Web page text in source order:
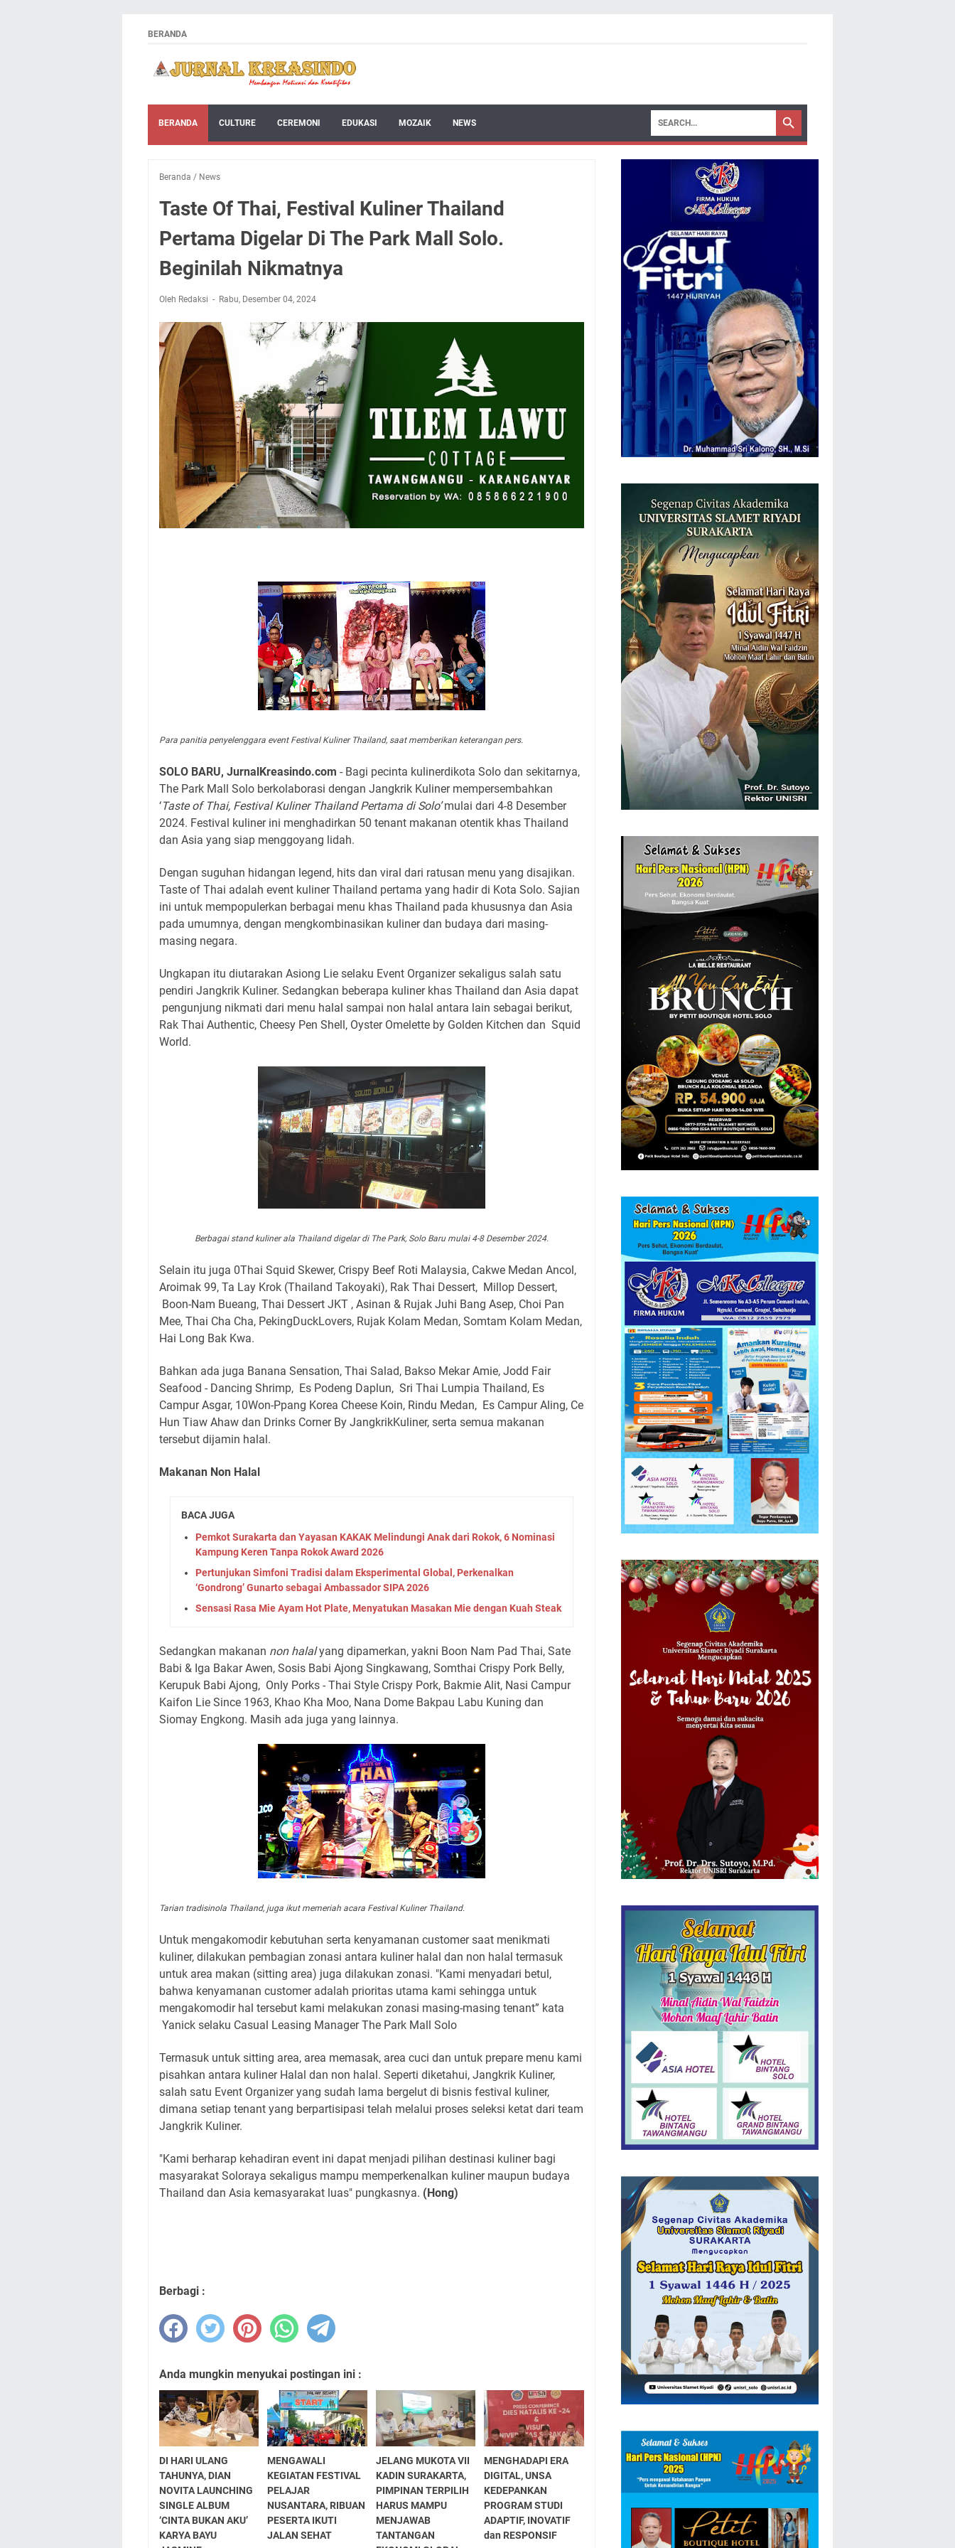
BERANDA
BERANDA CULTURE CEREMONI EDUKASI MOZAIK NEWS
Beranda / News
Taste Of Thai, Festival Kuliner Thailand
Pertama Digelar Di The Park Mall Solo.
Beginilah Nikmatnya
Oleh Redaksi Rabu, Desember 04, 2024
Para panitia penyelenggara event Festival Kuliner Thailand, saat memberikan keterangan pers.
SOLO BARU, JurnalKreasindo.com - Bagi pecinta kulinerdikota Solo dan sekitarnya,
The Park Mall Solo berkolaborasi dengan Jangkrik Kuliner mempersembahkan
‘Taste of Thai, Festival Kuliner Thailand Pertama di Solo’mulai dari 4-8 Desember
2024. Festival kuliner ini menghadirkan 50 tenant makanan otentik khas Thailand
dan Asia yang siap menggoyang lidah.
Dengan suguhan hidangan legend, hits dan viral dari ratusan menu yang disajikan.
Taste of Thai adalah event kuliner Thailand pertama yang hadir di Kota Solo. Sajian
ini untuk mempopulerkan berbagai menu khas Thailand pada khususnya dan Asia
pada umumnya, dengan mengkombinasikan kuliner dan budaya dari masing-
masing negara.
Ungkapan itu diutarakan Asiong Lie selaku Event Organizer sekaligus salah satu
pendiri Jangkrik Kuliner. Sedangkan beberapa kuliner khas Thailand dan Asia dapat
pengunjung nikmati dari menu halal sampai non halal antara lain sebagai berikut,
Rak Thai Authentic, Cheesy Pen Shell, Oyster Omelette by Golden Kitchen dan Squid
World.
Berbagai stand kuliner ala Thailand digelar di The Park, Solo Baru mulai 4-8 Desember 2024.
Selain itu juga 0Thai Squid Skewer, Crispy Beef Roti Malaysia, Cakwe Medan Ancol,
Aroimak 99, Ta Lay Krok (Thailand Takoyaki), Rak Thai Dessert, Millop Dessert,
Boon-Nam Bueang, Thai Dessert JKT , Asinan & Rujak Juhi Bang Asep, Choi Pan
Mee, Thai Cha Cha, PekingDuckLovers, Rujak Kolam Medan, Somtam Kolam Medan,
Hai Long Bak Kwa.
Bahkan ada juga Banana Sensation, Thai Salad, Bakso Mekar Amie, Jodd Fair
Seafood - Dancing Shrimp, Es Podeng Daplun, Sri Thai Lumpia Thailand, Es
Campur Asgar, 10Won-Ppang Korea Cheese Koin, Rindu Medan, Es Campur Aling, Ce
Hun Tiaw Ahaw dan Drinks Corner By JangkrikKuliner, serta semua makanan
tersebut dijamin halal.
Makanan Non Halal
BACA JUGA
Pemkot Surakarta dan Yayasan KAKAK Melindungi Anak dari Rokok, 6 Nominasi
Kampung Keren Tanpa Rokok Award 2026
Pertunjukan Simfoni Tradisi dalam Eksperimental Global, Perkenalkan
‘Gondrong’ Gunarto sebagai Ambassador SIPA 2026
Sensasi Rasa Mie Ayam Hot Plate, Menyatukan Masakan Mie dengan Kuah Steak
Sedangkan makanan non halalyang dipamerkan, yakni Boon Nam Pad Thai, Sate
Babi & Iga Bakar Awen, Sosis Babi Ajong Singkawang, Somthai Crispy Pork Belly,
Kerupuk Babi Ajong, Only Porks - Thai Style Crispy Pork, Bakmie Alit, Nasi Campur
Kaifon Lie Since 1963, Khao Kha Moo, Nana Dome Bakpau Labu Kuning dan
Siomay Engkong. Masih ada juga yang lainnya.
Tarian tradisinola Thailand, juga ikut memeriah acara Festival Kuliner Thailand.
Untuk mengakomodir kebutuhan serta kenyamanan customer saat menikmati
kuliner, dilakukan pembagian zonasi antara kuliner halal dan non halal termasuk
untuk area makan (sitting area) juga dilakukan zonasi. "Kami menyadari betul,
bahwa kenyamanan customer adalah prioritas utama kami sehingga untuk
mengakomodir hal tersebut kami melakukan zonasi masing-masing tenant” kata
Yanick selaku Casual Leasing Manager The Park Mall Solo
Termasuk untuk sitting area, area memasak, area cuci dan untuk prepare menu kami
pisahkan antara kuliner Halal dan non halal. Seperti diketahui, Jangkrik Kuliner,
salah satu Event Organizer yang sudah lama bergelut di bisnis festival kuliner,
dimana setiap tenant yang berpartisipasi telah melalui proses seleksi ketat dari team
Jangkrik Kuliner.
"Kami berharap kehadiran event ini dapat menjadi pilihan destinasi kuliner bagi
masyarakat Soloraya sekaligus mampu memperkenalkan kuliner maupun budaya
Thailand dan Asia kemasyarakat luas" pungkasnya. (Hong)
Berbagi :
Anda mungkin menyukai postingan ini :
DI HARI ULANG
TAHUNYA, DIAN
NOVITA LAUNCHING
SINGLE ALBUM
‘CINTA BUKAN AKU’
KARYA BAYU
MENGAWALI
KEGIATAN FESTIVAL
PELAJAR
NUSANTARA, RIBUAN
PESERTA IKUTI
JALAN SEHAT
JELANG MUKOTA VII
KADIN SURAKARTA,
PIMPINAN TERPILIH
HARUS MAMPU
MENJAWAB
TANTANGAN
MENGHADAPI ERA
DIGITAL, UNSA
KEDEPANKAN
PROGRAM STUDI
ADAPTIF, INOVATIF
dan RESPONSIF